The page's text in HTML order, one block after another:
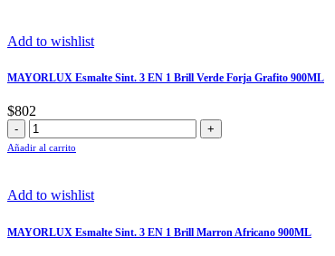
EN
Brill
Negro
225ML
cantidad
Add to wishlist
MAYORLUX Esmalte Sint. 3 EN 1 Brill Verde Forja Grafito 900ML
$802
MAYORLUX
Esmalte
EN
Verde
Añadir al carrito
Add to wishlist
MAYORLUX Esmalte Sint. 3 EN 1 Brill Marron Africano 900ML